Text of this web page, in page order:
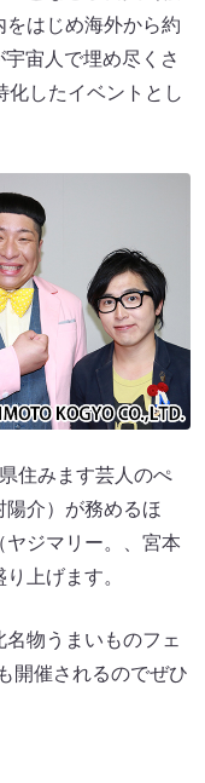
はじめ海外から約
宙人で埋め尽くさ
化したイベントとし
住みます芸人のぺ
介）が務めるほ
ジマリー。、宮本
上げます。
物うまいものフェ
開催されるのでぜひ